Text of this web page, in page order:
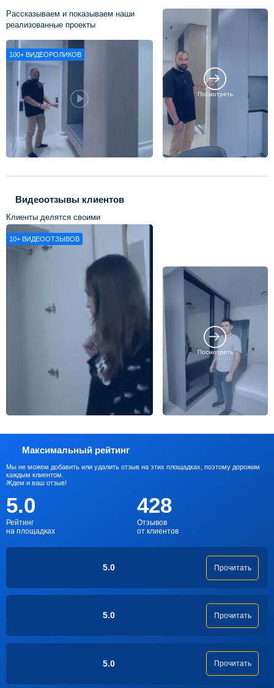
Рассказываем и показываем наши
реализованные проекты
100+ ВИДЕОРОЛИКОВ
Посмотреть
Видеоотзывы клиентов
Клиенты делятся своими
впечатлениями о нашей работе
10+ ВИДЕООТЗЫВОВ
Посмотреть
Максимальный рейтинг
Мы не можем добавить или удалить отзыв на этих площадках, поэтому дорожим
каждым клиентом.
Ждем и ваш отзыв!
5.0
Рейтинг
на площадках
428
Отзывов
от клиентов
5.0 Прочитать
5.0 Прочитать
5.0 Прочитать